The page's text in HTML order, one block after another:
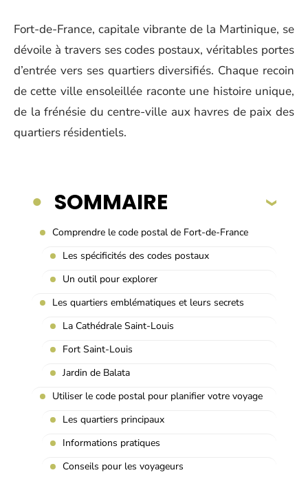
Fort-de-France, capitale vibrante de la Martinique, se
dévoile à travers ses codes postaux, véritables portes
d’entrée vers ses quartiers diversifiés. Chaque recoin
de cette ville ensoleillée raconte une histoire unique,
de la frénésie du centre-ville aux havres de paix des
quartiers résidentiels.
SOMMAIRE
Comprendre le code postal de Fort-de-France
Les spécificités des codes postaux
Un outil pour explorer
Les quartiers emblématiques et leurs secrets
La Cathédrale Saint-Louis
Fort Saint-Louis
Jardin de Balata
Utiliser le code postal pour planifier votre voyage
Les quartiers principaux
Informations pratiques
Conseils pour les voyageurs